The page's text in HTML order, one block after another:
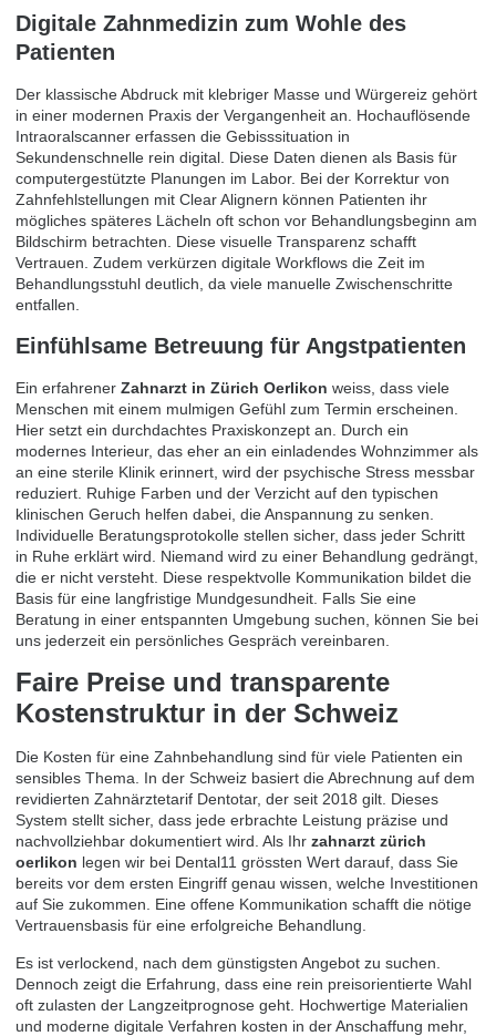
Digitale Zahnmedizin zum Wohle des
Patienten
Der klassische Abdruck mit klebriger Masse und Würgereiz gehört
in einer modernen Praxis der Vergangenheit an. Hochauflösende
Intraoralscanner erfassen die Gebisssituation in
Sekundenschnelle rein digital. Diese Daten dienen als Basis für
computergestützte Planungen im Labor. Bei der Korrektur von
Zahnfehlstellungen mit Clear Alignern können Patienten ihr
mögliches späteres Lächeln oft schon vor Behandlungsbeginn am
Bildschirm betrachten. Diese visuelle Transparenz schafft
Vertrauen. Zudem verkürzen digitale Workflows die Zeit im
Behandlungsstuhl deutlich, da viele manuelle Zwischenschritte
entfallen.
Einfühlsame Betreuung für Angstpatienten
Ein erfahrener Zahnarzt in Zürich Oerlikon weiss, dass viele
Menschen mit einem mulmigen Gefühl zum Termin erscheinen.
Hier setzt ein durchdachtes Praxiskonzept an. Durch ein
modernes Interieur, das eher an ein einladendes Wohnzimmer als
an eine sterile Klinik erinnert, wird der psychische Stress messbar
reduziert. Ruhige Farben und der Verzicht auf den typischen
klinischen Geruch helfen dabei, die Anspannung zu senken.
Individuelle Beratungsprotokolle stellen sicher, dass jeder Schritt
in Ruhe erklärt wird. Niemand wird zu einer Behandlung gedrängt,
die er nicht versteht. Diese respektvolle Kommunikation bildet die
Basis für eine langfristige Mundgesundheit. Falls Sie eine
Beratung in einer entspannten Umgebung suchen, können Sie bei
uns jederzeit ein persönliches Gespräch vereinbaren
Faire Preise und transparente
Kostenstruktur in der Schweiz
Die Kosten für eine Zahnbehandlung sind für viele Patienten ein
sensibles Thema. In der Schweiz basiert die Abrechnung auf dem
revidierten Zahnärztetarif Dentotar, der seit 2018 gilt. Dieses
System stellt sicher, dass jede erbrachte Leistung präzise und
nachvollziehbar dokumentiert wird. Als Ihr zahnarzt zürich
oerlikon legen wir bei Dental11 grössten Wert darauf, dass Sie
bereits vor dem ersten Eingriff genau wissen, welche Investitionen
auf Sie zukommen. Eine offene Kommunikation schafft die nötige
Vertrauensbasis für eine erfolgreiche Behandlung.
Es ist verlockend, nach dem günstigsten Angebot zu suchen.
Dennoch zeigt die Erfahrung, dass eine rein preisorientierte Wahl
oft zulasten der Langzeitprognose geht. Hochwertige Materialien
und moderne digitale Verfahren kosten in der Anschaffung mehr,